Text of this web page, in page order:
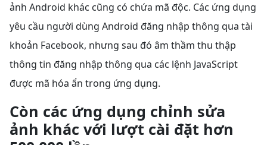
ảnh Android khác cũng có chứa mã độc. Các ứng dụng
yêu cầu người dùng Android đăng nhập thông qua tài
khoản Facebook, nhưng sau đó âm thầm thu thập
thông tin đăng nhập thông qua các lệnh JavaScript
được mã hóa ẩn trong ứng dụng.
Còn các ứng dụng chỉnh sửa
ảnh khác với lượt cài đặt hơn